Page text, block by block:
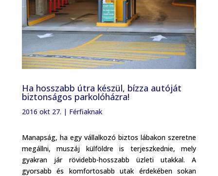
Ha hosszabb útra készül, bízza autóját
biztonságos parkolóházra!
2016 okt 27. | Férfiaknak
Manapság, ha egy vállalkozó biztos lábakon szeretne
megállni, muszáj külföldre is terjeszkednie, mely
gyakran jár rövidebb-hosszabb üzleti utakkal. A
gyorsabb és komfortosabb utak érdekében sokan